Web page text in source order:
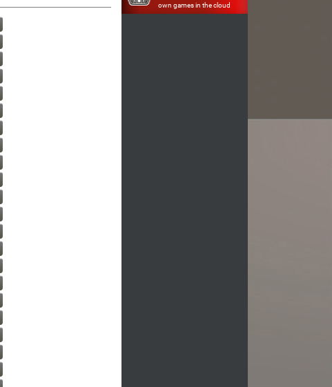
own games in the cloud